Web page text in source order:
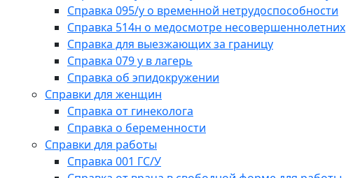
Справка 095/у о временной нетрудоспособности
Справка 514н о медосмотре несовершеннолетних
Справка для выезжающих за границу
Справка 079 у в лагерь
Справка об эпидокружении
Справки для женщин
Справка от гинеколога
Справка о беременности
Справки для работы
Справка 001 ГС/У